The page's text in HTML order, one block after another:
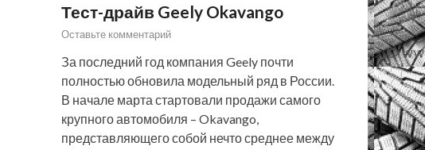
Тест-драйв Geely Okavango
Оставьте комментарий
За последний год компания Geely почти
полностью обновила модельный ряд в России.
В начале марта стартовали продажи самого
крупного автомобиля – Okavango,
представляющего собой нечто среднее между